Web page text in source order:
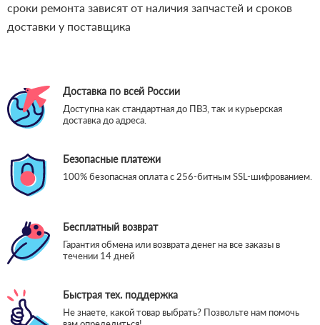
сроки ремонта зависят от наличия запчастей и сроков
доставки у поставщика
Доставка по всей России
Доступна как стандартная до ПВЗ, так и курьерская
доставка до адреса.
Безопасные платежи
100% безопасная оплата с 256-битным SSL-шифрованием.
Бесплатный возврат
Гарантия обмена или возврата денег на все заказы в
течении 14 дней
Быстрая тех. поддержка
Не знаете, какой товар выбрать? Позвольте нам помочь